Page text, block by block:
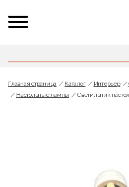
Главная страница Каталог Интерьер
Настольные лампы
Светильник